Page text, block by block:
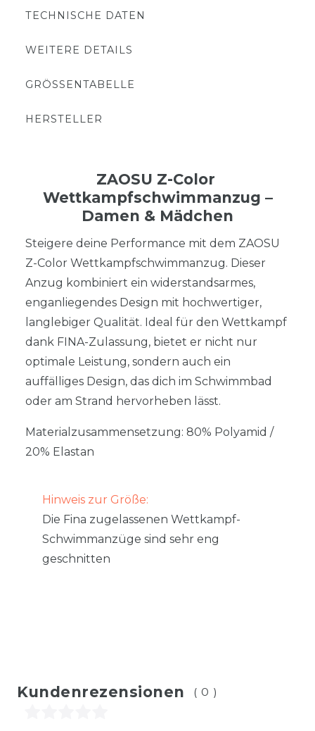
TECHNISCHE DATEN
WEITERE DETAILS
GRÖSSENTABELLE
HERSTELLER
ZAOSU Z-Color
Wettkampfschwimmanzug –
Damen & Mädchen
Steigere deine Performance mit dem ZAOSU
Z-Color Wettkampfschwimmanzug. Dieser
Anzug kombiniert ein widerstandsarmes,
enganliegendes Design mit hochwertiger,
langlebiger Qualität. Ideal für den Wettkampf
dank FINA-Zulassung, bietet er nicht nur
optimale Leistung, sondern auch ein
auffälliges Design, das dich im Schwimmbad
oder am Strand hervorheben lässt.
Materialzusammensetzung: 80% Polyamid /
20% Elastan
Hinweis zur Größe:
Die Fina zugelassenen Wettkampf-
Schwimmanzüge sind sehr eng
geschnitten
Kundenrezensionen (0)